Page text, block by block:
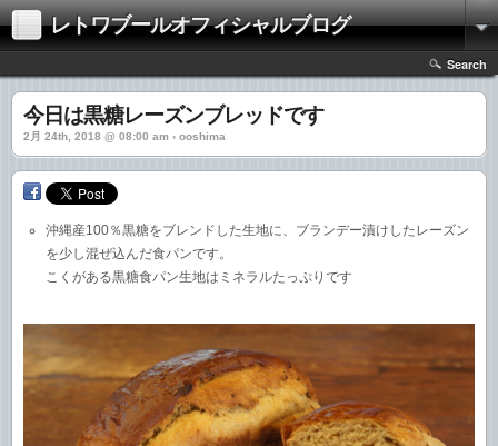
レトワブールオフィシャルブログ
Search
今日は黒糖レーズンブレッドです
2月 24th, 2018 @ 08:00 am › ooshima
沖縄産100％黒糖をブレンドした生地に、ブランデー漬けしたレーズン
を少し混ぜ込んだ食パンです。
こくがある黒糖食パン生地はミネラルたっぷりです